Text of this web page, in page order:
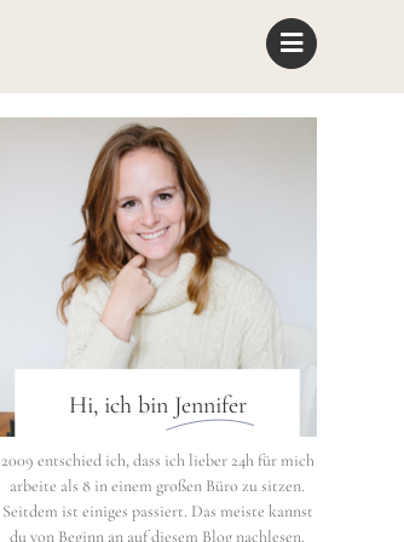
Hi, ich bin Jennifer
2009 entschied ich, dass ich lieber 24h für mich
arbeite als 8 in einem großen Büro zu sitzen.
Seitdem ist einiges passiert. Das meiste kannst
du von Beginn an auf diesem Blog nachlesen.